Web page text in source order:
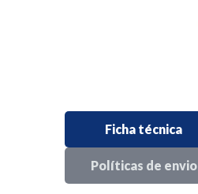
Ficha técnica
Políticas de envio